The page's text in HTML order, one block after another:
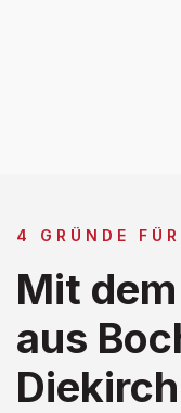
4 GRÜNDE
Mit
aus
Diekirch